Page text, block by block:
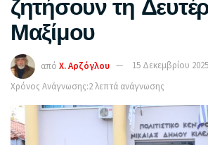
ζητήσουν τη
Μαξίμου
από Χ. Αρζόγλου
15 Δεκεμβρίου 2025
Χρόνος Ανάγνωσης:2 λεπτά ανάγνωσης